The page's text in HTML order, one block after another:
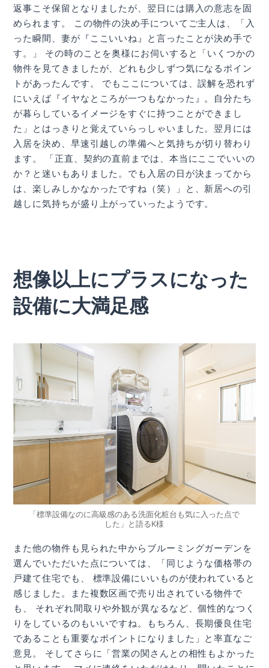
返事こそ保留となりましたが、翌日には購入の意志を固
められます。 この物件の決め手についてご主人は、「入
った瞬間、妻が『ここいいね』と言ったことが決め手で
す。」 その時のことを奥様にお伺いすると「いくつかの
物件を見てきましたが、どれも少しずつ気になるポイン
トがあったんです。 でもここについては、誤解を恐れず
にいえば『イヤなところが一つもなかった』。自分たち
が暮らしているイメージをすぐに持つことができまし
た」とはっきりと覚えていらっしゃいました。翌月には
入居を決め、早速引越しの準備へと気持ちが切り替わり
ます。 「正直、契約の直前までは、本当にここでいいの
か？と迷いもありました。でも入居の日が決まってから
は、楽しみしかなかったですね（笑）」と、新居への引
越しに気持ちが盛り上がっていったようです。
想像以上にプラスになった
設備に大満足感
「標準設備なのに高級感のある洗面化粧台も気に入った点で
した」と語るK様
また他の物件も見られた中からブルーミングガーデンを
選んでいただいた点については、「同じような価格帯の
戸建て住宅でも、 標準設備にいいものが使われていると
感じました。また複数区画で売り出されている物件で
も、 それぞれ間取りや外観が異なるなど、個性的なつく
りをしているのもいいですね。もちろん、長期優良住宅
であることも重要なポイントになりました」と率直なご
意見。 そしてさらに「営業の関さんとの相性もよかった